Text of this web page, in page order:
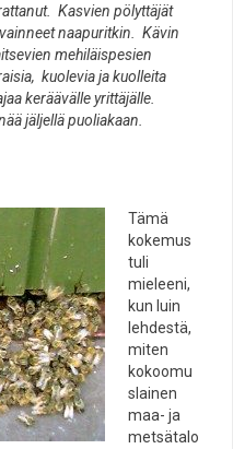
Kasvien pölyttäjät
naapuritkin. Kävin
mehiläispesien
kuolevia ja kuolleita
keräävälle yrittäjälle.
jäljellä puoliakaan.
Tämä
kokemus
tuli
mieleeni,
kun luin
lehdestä,
miten
kokoomu
slainen
maa- ja
metsätalo